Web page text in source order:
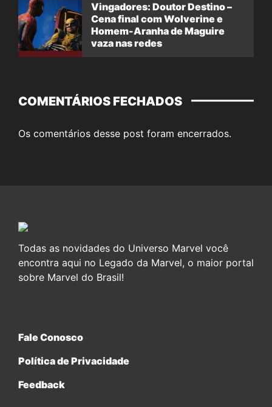
Vingadores: Doutor Destino –
Cena final com Wolverine e
Homem-Aranha de Maguire
vaza nas redes
COMENTÁRIOS FECHADOS
Os comentários desse post foram encerrados.
Todas as novidades do Universo Marvel você
encontra aqui no Legado da Marvel, o maior portal
sobre Marvel do Brasil!
Fale Conosco
Política de Privacidade
Feedback